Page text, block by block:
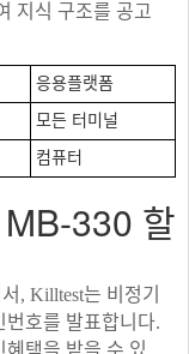
지식 구조를 공고
응용플랫폼
모든 터미널
컴퓨터
330 할
, Killtest는 비정기
번호를 발표합니다.